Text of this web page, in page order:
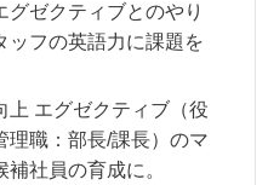
グゼクティブとのやり
ッフの英語力に課題を
上 エグゼクティブ（役
理職：部長/課長）のマ
社員の育成に。